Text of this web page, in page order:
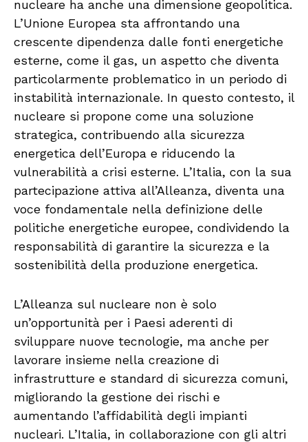
nucleare ha anche una dimensione geopolitica.
L’Unione Europea sta affrontando una
crescente dipendenza dalle fonti energetiche
esterne, come il gas, un aspetto che diventa
particolarmente problematico in un periodo di
instabilità internazionale. In questo contesto, il
nucleare si propone come una soluzione
strategica, contribuendo alla sicurezza
energetica dell’Europa e riducendo la
vulnerabilità a crisi esterne. L’Italia, con la sua
partecipazione attiva all’Alleanza, diventa una
voce fondamentale nella definizione delle
politiche energetiche europee, condividendo la
responsabilità di garantire la sicurezza e la
sostenibilità della produzione energetica.
L’Alleanza sul nucleare non è solo
un’opportunità per i Paesi aderenti di
sviluppare nuove tecnologie, ma anche per
lavorare insieme nella creazione di
infrastrutture e standard di sicurezza comuni,
migliorando la gestione dei rischi e
aumentando l’affidabilità degli impianti
nucleari. L’Italia, in collaborazione con gli altri